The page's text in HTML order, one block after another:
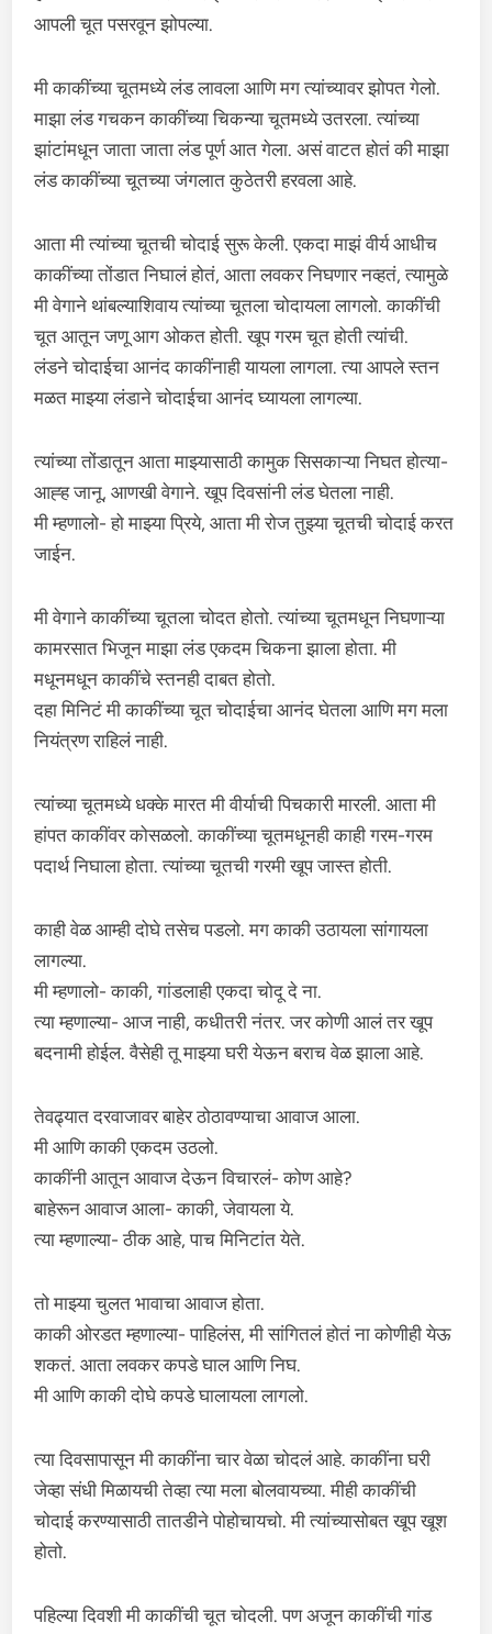
आपली चूत पसरवून झोपल्या.
मी काकींच्या चूतमध्ये लंड लावला आणि मग त्यांच्यावर झोपत गेलो.
माझा लंड गचकन काकींच्या चिकन्या चूतमध्ये उतरला. त्यांच्या
झांटांमधून जाता जाता लंड पूर्ण आत गेला. असं वाटत होतं की माझा
लंड काकींच्या चूतच्या जंगलात कुठेतरी हरवला आहे.
आता मी त्यांच्या चूतची चोदाई सुरू केली. एकदा माझं वीर्य आधीच
काकींच्या तोंडात निघालं होतं, आता लवकर निघणार नव्हतं, त्यामुळे
मी वेगाने थांबल्याशिवाय त्यांच्या चूतला चोदायला लागलो. काकींची
चूत आतून जणू आग ओकत होती. खूप गरम चूत होती त्यांची.
लंडने चोदाईचा आनंद काकींनाही यायला लागला. त्या आपले स्तन
मळत माझ्या लंडाने चोदाईचा आनंद घ्यायला लागल्या.
त्यांच्या तोंडातून आता माझ्यासाठी कामुक सिसकाऱ्या निघत होत्या-
आह्ह जानू, आणखी वेगाने. खूप दिवसांनी लंड घेतला नाही.
मी म्हणालो- हो माझ्या प्रिये, आता मी रोज तुझ्या चूतची चोदाई करत
जाईन.
मी वेगाने काकींच्या चूतला चोदत होतो. त्यांच्या चूतमधून निघणाऱ्या
कामरसात भिजून माझा लंड एकदम चिकना झाला होता. मी
मधूनमधून काकींचे स्तनही दाबत होतो.
दहा मिनिटं मी काकींच्या चूत चोदाईचा आनंद घेतला आणि मग मला
नियंत्रण राहिलं नाही.
त्यांच्या चूतमध्ये धक्के मारत मी वीर्याची पिचकारी मारली. आता मी
हांपत काकींवर कोसळलो. काकींच्या चूतमधूनही काही गरम-गरम
पदार्थ निघाला होता. त्यांच्या चूतची गरमी खूप जास्त होती.
काही वेळ आम्ही दोघे तसेच पडलो. मग काकी उठायला सांगायला
लागल्या.
मी म्हणालो- काकी, गांडलाही एकदा चोदू दे ना.
त्या म्हणाल्या- आज नाही, कधीतरी नंतर. जर कोणी आलं तर खूप
बदनामी होईल. वैसेही तू माझ्या घरी येऊन बराच वेळ झाला आहे.
तेवढ्यात दरवाजावर बाहेर ठोठावण्याचा आवाज आला.
मी आणि काकी एकदम उठलो.
काकींनी आतून आवाज देऊन विचारलं- कोण आहे?
बाहेरून आवाज आला- काकी, जेवायला ये.
त्या म्हणाल्या- ठीक आहे, पाच मिनिटांत येते.
तो माझ्या चुलत भावाचा आवाज होता.
काकी ओरडत म्हणाल्या- पाहिलंस, मी सांगितलं होतं ना कोणीही येऊ
शकतं. आता लवकर कपडे घाल आणि निघ.
मी आणि काकी दोघे कपडे घालायला लागलो.
त्या दिवसापासून मी काकींना चार वेळा चोदलं आहे. काकींना घरी
जेव्हा संधी मिळायची तेव्हा त्या मला बोलवायच्या. मीही काकींची
चोदाई करण्यासाठी तातडीने पोहोचायचो. मी त्यांच्यासोबत खूप खूश
होतो.
पहिल्या दिवशी मी काकींची चूत चोदली. पण अजून काकींची गांड